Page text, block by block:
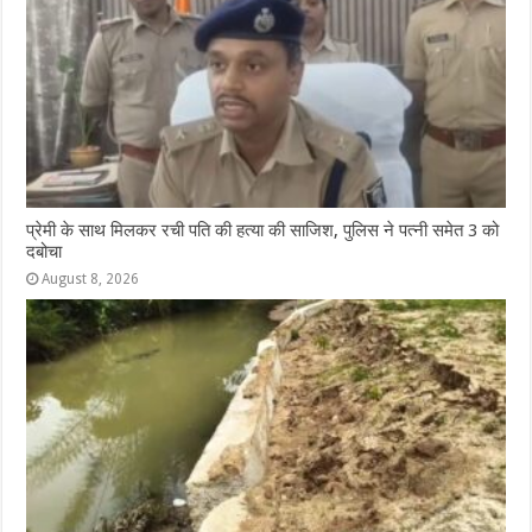
प्रेमी के साथ मिलकर रची पति की हत्या की साजिश, पुलिस ने पत्नी समेत 3 को
दबोचा
August 8, 2026